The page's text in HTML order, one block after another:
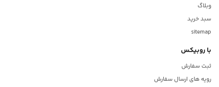
وبلاگ
سبد خرید
sitemap
با روبیکس
ثبت سفارش
رویه های ارسال سفارش